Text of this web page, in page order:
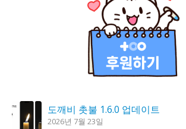
도깨비 촛불 1.6.0 업데이트
2026년 7월 23일